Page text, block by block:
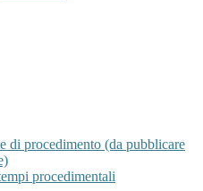
di procedimento (da pubblicare
procedimentali